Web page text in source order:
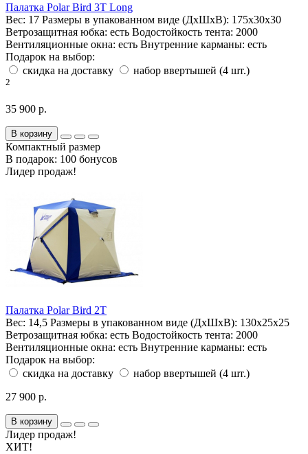
Палатка Polar Bird 3T Long
Вес: 17 Размеры в упакованном виде (ДхШхВ): 175х30х30
Ветрозащитная юбка: есть Водостойкость тента: 2000
Вентиляционные окна: есть Внутренние карманы: есть
Подарок на выбор:
скидка на доставку
набор ввертышей (4 шт.)
2
35 900 р.
В корзину
Компактный размер
В подарок: 100 бонусов
Лидер продаж!
Палатка Polar Bird 2T
Вес: 14,5 Размеры в упакованном виде (ДхШхВ): 130х25х25
Ветрозащитная юбка: есть Водостойкость тента: 2000
Вентиляционные окна: есть Внутренние карманы: есть
Подарок на выбор:
скидка на доставку
набор ввертышей (4 шт.)
27 900 р.
В корзину
Лидер продаж!
ХИТ!